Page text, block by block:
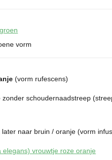
vorm
(vorm rufescens)
zonder schoudernaadstreep
naar bruin / oranje (vorm